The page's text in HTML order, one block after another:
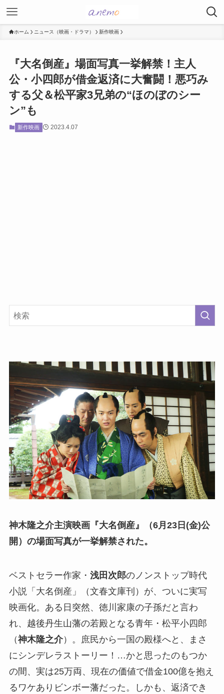
ホーム ニュース（映画・ドラマ） 新作映画
『大名倒産』場面写真一挙解禁！主人
公・小四郎が借金返済に大奮闘！悪巧み
する父＆松平家3兄弟の“ほのぼのシー
ン”も
新作映画 2023.4.07
神木隆之介主演映画『大名倒産』（6月23日(金)公
開）の場面写真が一挙解禁された。
ベストセラー作家・ 浅田次郎のノンストップ時代
小説「大名倒産」（文春文庫刊）が、ついに実写
映画化。ある日突然、徳川家康の子孫だと言わ
れ、越後丹生山藩の若殿となる青年・松平小四郎
（神木隆之介）。庶民から一国の殿様へと、まさ
にシンデレラストーリー！…かと思ったのもつか
の間、実は25万両、現在の価値で借金100億を抱え
るワケありビンボー藩だった。しかも、返済でき